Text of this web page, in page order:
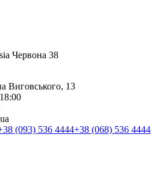
Червона 38
Виговського, 13
(093) 536 4444+38 (068) 536 4444